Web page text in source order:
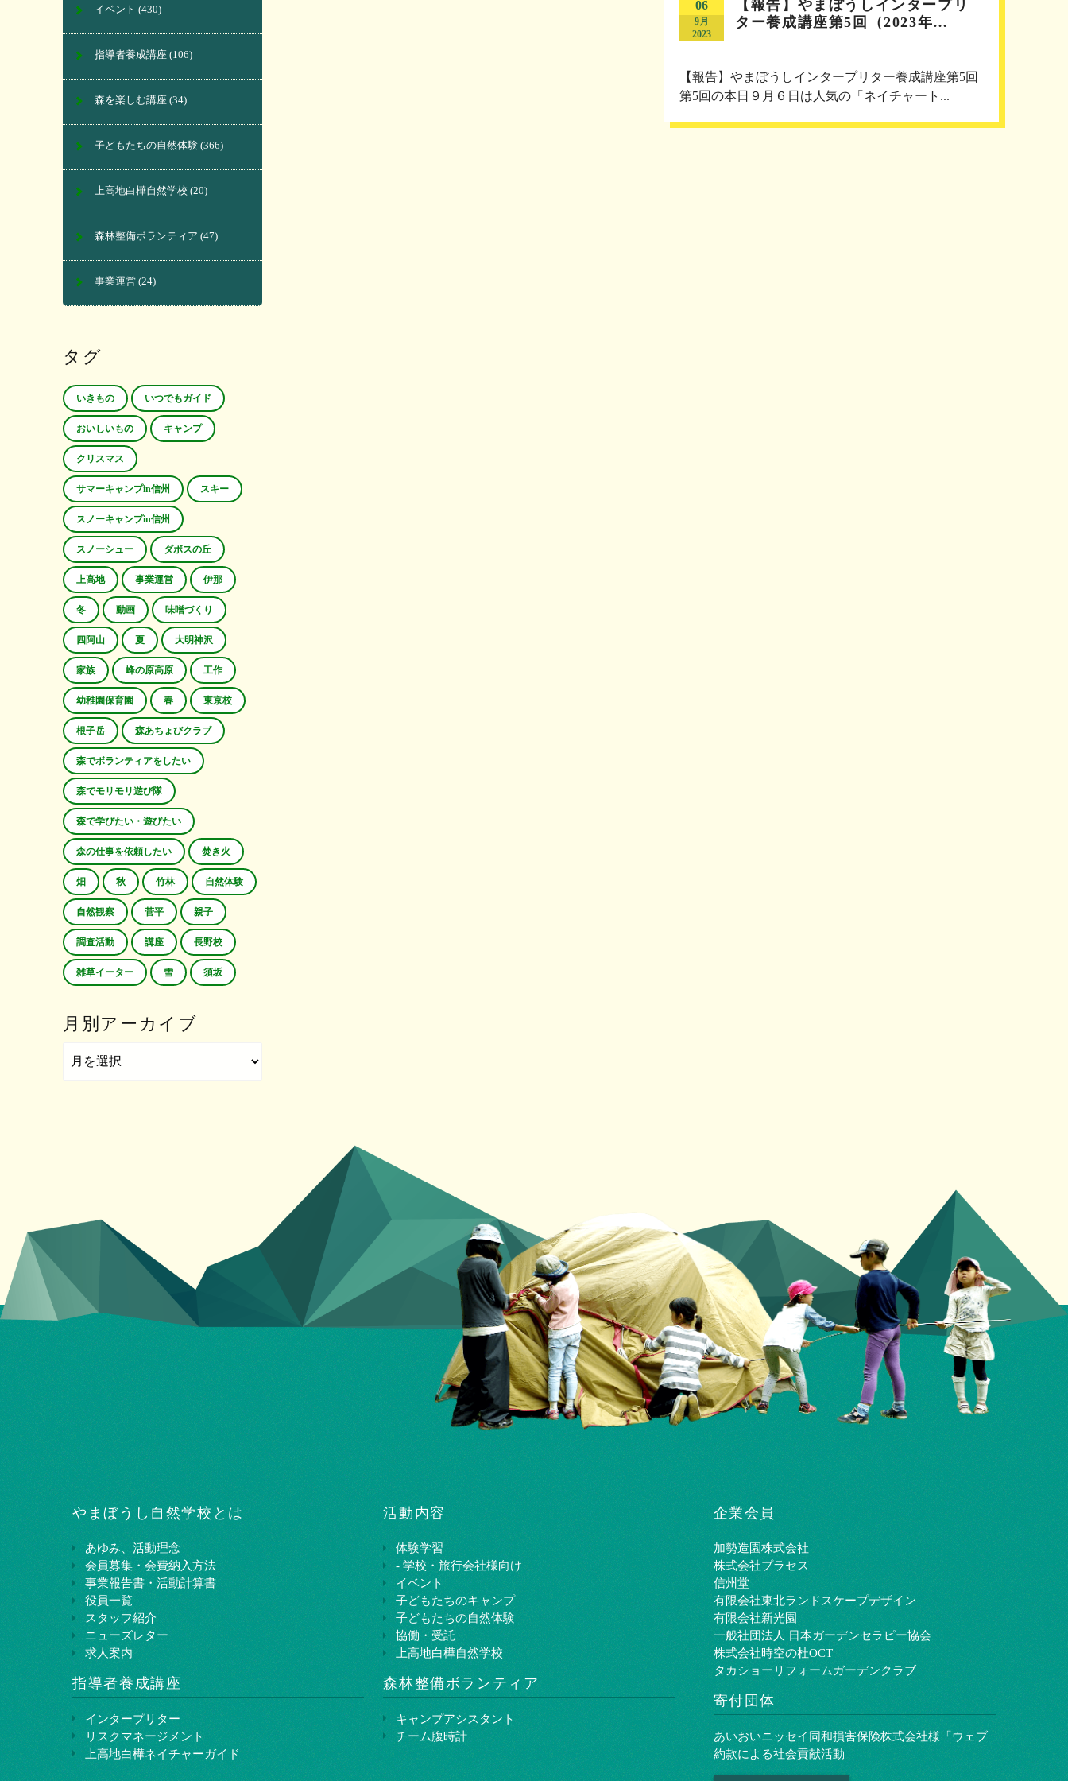
06
9月
2023
【報告】やまぼうしインタープリ
ター養成講座第5回（2023年…
【報告】やまぼうしインタープリター養成講座第5回
第5回の本日９月６日は人気の「ネイチャート...
イベント (430)
指導者養成講座 (106)
森を楽しむ講座 (34)
子どもたちの自然体験 (366)
上高地白樺自然学校 (20)
森林整備ボランティア (47)
事業運営 (24)
タグ
いきもの いつでもガイド
おいしいもの キャンプ
クリスマス
サマーキャンプin信州 スキー
スノーキャンプin信州
スノーシュー ダボスの丘
上高地 事業運営 伊那
冬 動画 味噌づくり
四阿山 夏 大明神沢
家族 峰の原高原 工作
幼稚園保育園 春 東京校
根子岳 森あちょびクラブ
森でボランティアをしたい
森でモリモリ遊び隊
森で学びたい・遊びたい
森の仕事を依頼したい 焚き火
畑 秋 竹林 自然体験
自然観察 菅平 親子
調査活動 講座 長野校
雑草イーター 雪 須坂
月別アーカイブ
やまぼうし⾃然学校とは
あゆみ、活動理念
会員募集・会費納入方法
事業報告書・活動計算書
役員一覧
スタッフ紹介
ニューズレター
求人案内
活動内容
体験学習
- 学校・旅行会社様向け
イベント
子どもたちのキャンプ
子どもたちの自然体験
協働・受託
上高地白樺自然学校
指導者養成講座
インタープリター
リスクマネージメント
上⾼地⽩樺ネイチャーガイド
森林整備ボランティア
キャンプアシスタント
チーム腹時計
企業会員
加勢造園株式会社
株式会社プラセス
信州堂
有限会社東北ランドスケープデザイン
有限会社新光園
一般社団法人 日本ガーデンセラピー協会
株式会社時空の杜OCT
タカショーリフォームガーデンクラブ
寄付団体
あいおいニッセイ同和損害保険株式会社様「ウェブ
約款による社会貢献活動